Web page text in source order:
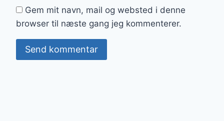
Gem mit navn, mail og websted i denne
browser til næste gang jeg kommenterer.